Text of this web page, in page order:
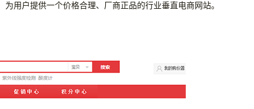
用户提供一个价格合理、厂商正品的行业垂直电商网站。